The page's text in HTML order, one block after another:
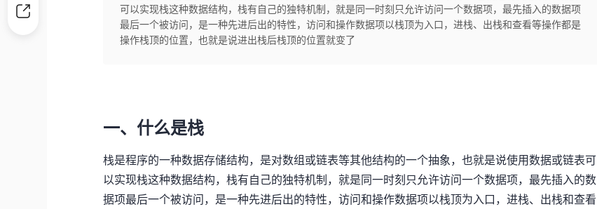
可以实现栈这种数据结构，栈有自己的独特机制，就是同一时刻只允许访问一个数据项，最先插入的数据项
最后一个被访问，是一种先进后出的特性，访问和操作数据项以栈顶为入口，进栈、出栈和查看等操作都是
操作栈顶的位置，也就是说进出栈后栈顶的位置就变了
一、什么是栈
栈是程序的一种数据存储结构，是对数组或链表等其他结构的一个抽象，也就是说使用数据或链表可
以实现栈这种数据结构，栈有自己的独特机制，就是同一时刻只允许访问一个数据项，最先插入的数
据项最后一个被访问，是一种先进后出的特性，访问和操作数据项以栈顶为入口，进栈、出栈和查看